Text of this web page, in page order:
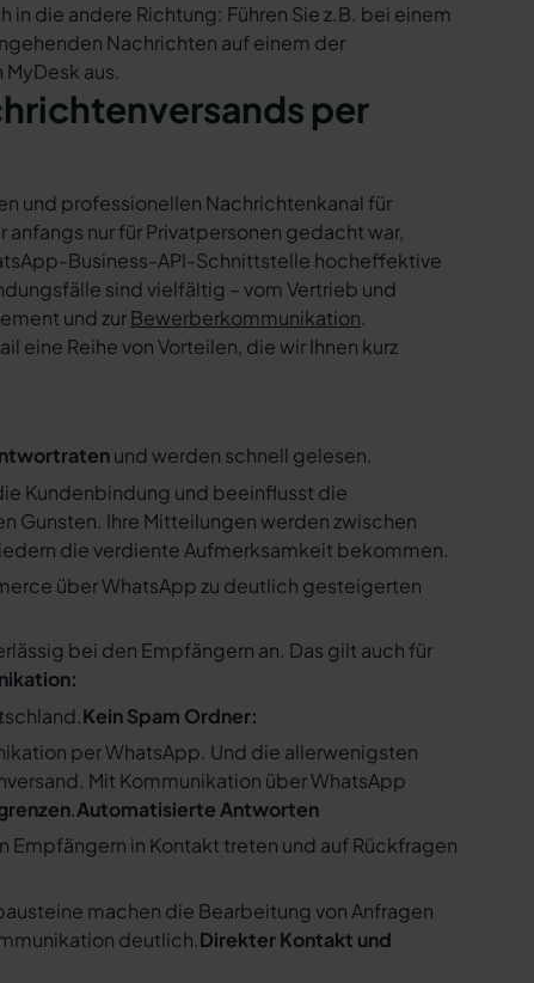
die andere Richtung: Führen Sie z.B. bei einem
Nachrichten auf einem der
aus.
per
und professionellen Nachrichtenkanal für
nur für Privatpersonen gedacht war,
Business-API-Schnittstelle hocheffektive
sind vielfältig – vom Vertrieb und
und zurBewerberkommunikation.
eine Reihe von Vorteilen, die wir Ihnen kurz
und werden schnell gelesen.
Kundenbindung und beeinflusst die
Gunsten. Ihre Mitteilungen werden zwischen
die verdiente Aufmerksamkeit bekommen.
über WhatsApp zu deutlich gesteigerten
bei den Empfängern an. Das gilt auch für
Kein Spam Ordner:
per WhatsApp. Und die allerwenigsten
Mit Kommunikation über WhatsApp
.Automatisierte Antworten
Empfängern in Kontakt treten und auf Rückfragen
machen die Bearbeitung von Anfragen
deutlich.Direkter Kontakt und